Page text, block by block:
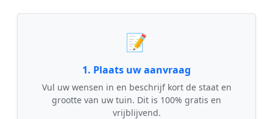
📝
1. Plaats uw aanvraag
Vul uw wensen in en beschrijf kort de staat en
grootte van uw tuin. Dit is 100% gratis en
vrijblijvend.